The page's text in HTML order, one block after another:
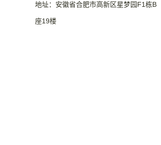
地址：安徽省合肥市高新区星梦园F1栋B
座19楼